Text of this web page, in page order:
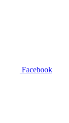
Facebook